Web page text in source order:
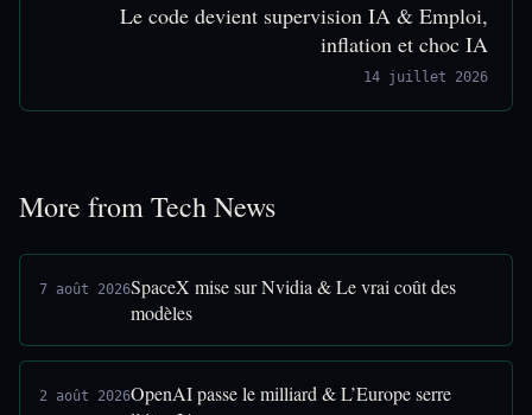
Le code devient supervision IA & Emploi,
inflation et choc IA
14 juillet 2026
More from Tech News
7 août 2026SpaceX mise sur Nvidia & Le vrai coût des
modèles
2 août 2026OpenAI passe le milliard & L’Europe serre